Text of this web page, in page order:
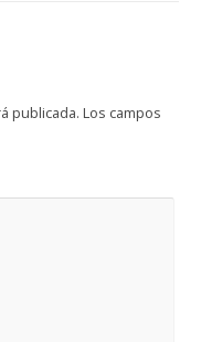
publicada. Los campos